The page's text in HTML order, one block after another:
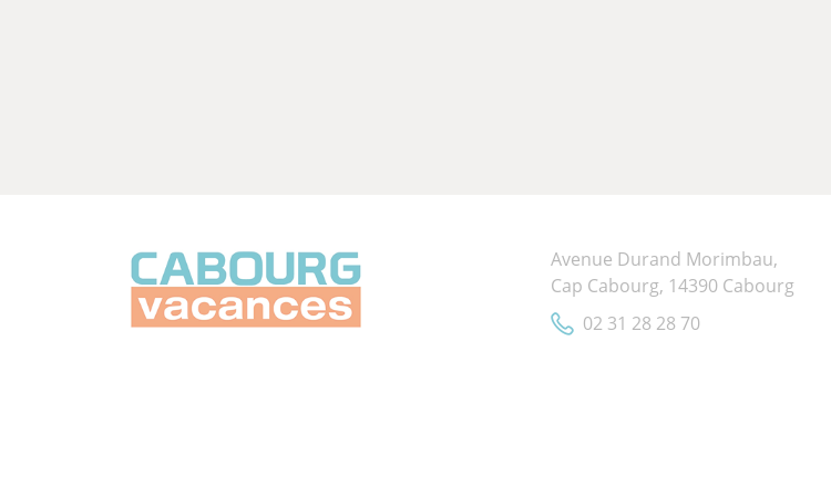
Avenue Durand Morimbau,
Cap Cabourg, 14390 Cabourg
02 31 28 28 70